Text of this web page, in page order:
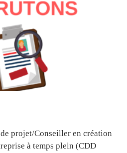
projet/Conseiller en création
à temps plein (CDD